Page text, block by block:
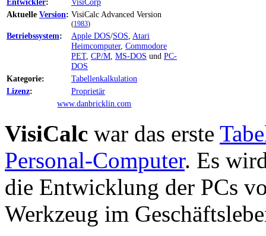
Aktuelle Version: VisiCalc Advanced Version
(1983)
Betriebssystem: Apple DOS/SOS Atari
Heimcomputer, Commodore
PET, CP/M MS-DOS und PC-
DOS
Kategorie:
Tabellenkalkulation
Lizenz:
Proprietär
www.danbricklin.com
VisiCalc war das erste
Personal-Computer. Es
die Entwicklung der PCs
Werkzeug im